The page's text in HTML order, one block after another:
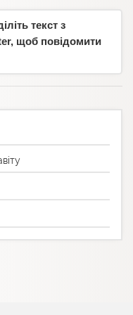
текст з
щоб повідомити